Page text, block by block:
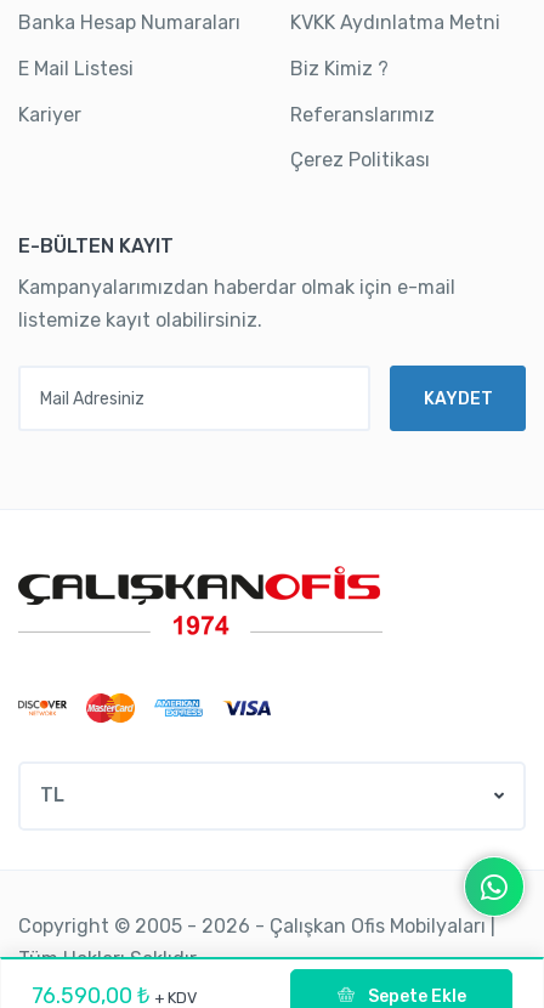
76.590,00 ₺ + KDV Sepete Ekle
Banka Hesap Numaraları
E Mail Listesi
Kariyer
KVKK Aydınlatma Metni
Biz Kimiz ?
Referanslarımız
Çerez Politikası
E-BÜLTEN KAYIT
Kampanyalarımızdan haberdar olmak için e-mail
listemize kayıt olabilirsiniz.
KAYDET
TL
Copyright © 2005 - 2026 - Çalışkan Ofis Mobilyaları |
Tüm Hakları Saklıdır.